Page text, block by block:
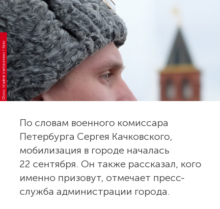
Фото: Vladimir Varfolomeev / flickr
По словам военного комиссара
Петербурга Сергея Качковского,
мобилизация в городе началась
22 сентября. Он также рассказал, кого
именно призовут, отмечает пресс-
служба администрации города.